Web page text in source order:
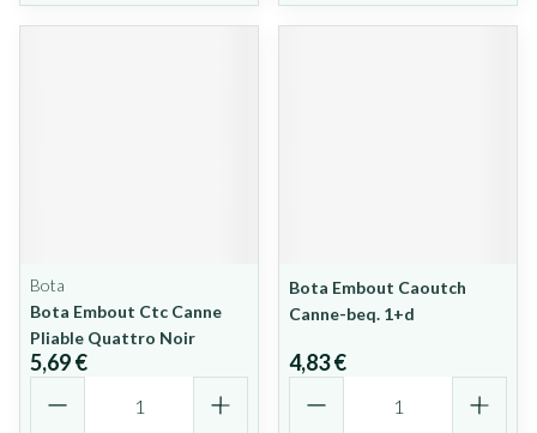
Bota
Bota Embout Ctc Canne
Pliable Quattro Noir
5,69 €
Bota Embout Caoutch
Canne-beq. 1+d
4,83 €